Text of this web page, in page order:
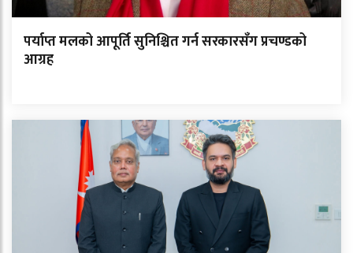
पर्याप्त मलको आपूर्ति सुनिश्चित गर्न सरकारसँग प्रचण्डको
आग्रह